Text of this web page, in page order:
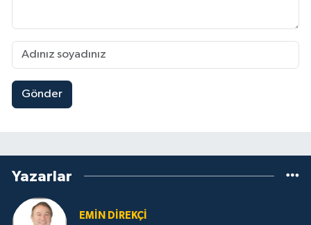
Gönder
Yazarlar
EMIN DIREKÇI